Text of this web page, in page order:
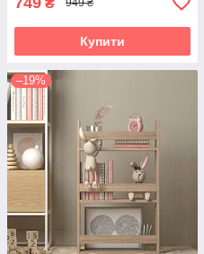
949 ₴
Купити
–19%